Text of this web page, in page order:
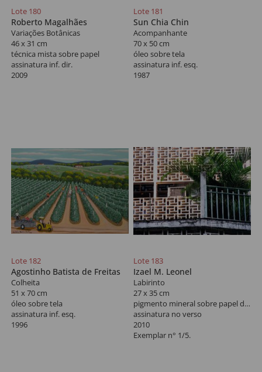
Lote 180
Roberto Magalhães
Variações Botânicas
46 x 31 cm
técnica mista sobre papel
assinatura inf. dir.
2009
Lote 181
Sun Chia Chin
Acompanhante
70 x 50 cm
óleo sobre tela
assinatura inf. esq.
1987
Lote 182
Agostinho Batista de Freitas
Colheita
51 x 70 cm
óleo sobre tela
assinatura inf. esq.
1996
Lote 183
Izael M. Leonel
Labirinto
27 x 35 cm
pigmento mineral sobre papel de celulose
assinatura no verso
2010
Exemplar n° 1/5.